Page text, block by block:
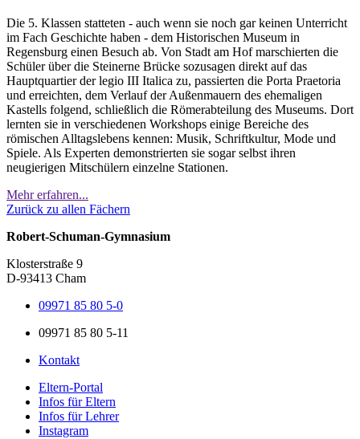
Die 5. Klassen statteten - auch wenn sie noch gar keinen Unterricht
im Fach Geschichte haben - dem Historischen Museum in
Regensburg einen Besuch ab. Von Stadt am Hof marschierten die
Schüler über die Steinerne Brücke sozusagen direkt auf das
Hauptquartier der legio III Italica zu, passierten die Porta Praetoria
und erreichten, dem Verlauf der Außenmauern des ehemaligen
Kastells folgend, schließlich die Römerabteilung des Museums. Dort
lernten sie in verschiedenen Workshops einige Bereiche des
römischen Alltagslebens kennen: Musik, Schriftkultur, Mode und
Spiele. Als Experten demonstrierten sie sogar selbst ihren
neugierigen Mitschülern einzelne Stationen.
Mehr erfahren...
Zurück zu allen Fächern
Robert-Schuman-Gymnasium
Klosterstraße 9
D-93413 Cham
09971 85 80 5-0
09971 85 80 5-11
Kontakt
Eltern-Portal
Infos für Eltern
Infos für Lehrer
Instagram